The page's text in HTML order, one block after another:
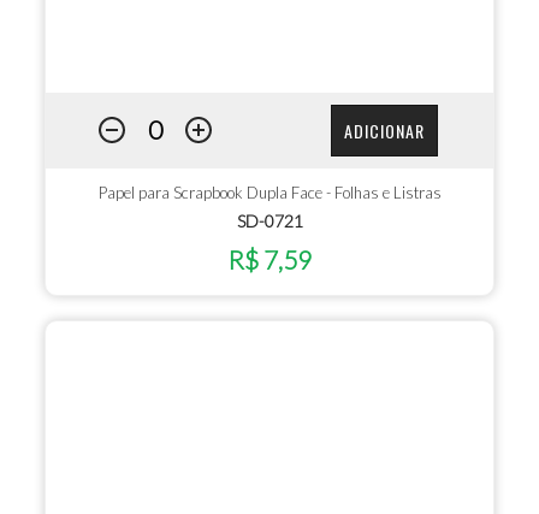
ADICIONAR
Papel para Scrapbook Dupla Face - Folhas e Listras
SD-0721
R$ 7,59